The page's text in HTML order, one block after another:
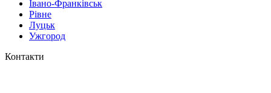
Івано-Франківськ
Рівне
Луцьк
Ужгород
Контакти